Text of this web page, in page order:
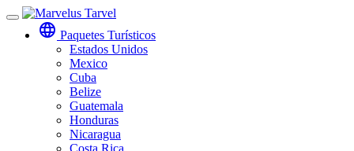
Toggle
navigation
language Paquetes Turísticos
Estados Unidos
Mexico
Cuba
Belize
Guatemala
Honduras
Nicaragua
Costa Rica